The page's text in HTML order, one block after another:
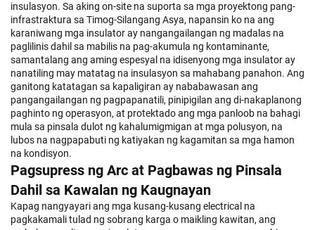
insulasyon. Sa aking on-site na suporta sa mga proyektong pang-
infrastraktura sa Timog-Silangang Asya, napansin ko na ang
karaniwang mga insulator ay nangangailangan ng madalas na
paglilinis dahil sa mabilis na pag-akumula ng kontaminante,
samantalang ang aming espesyal na idisenyong mga insulator ay
nanatiling may matatag na insulasyon sa mahabang panahon. Ang
ganitong katatagan sa kapaligiran ay nababawasan ang
pangangailangan ng pagpapanatili, pinipigilan ang di-nakaplanong
paghinto ng operasyon, at protektado ang mga panloob na bahagi
mula sa pinsala dulot ng kahalumigmigan at mga polusyon, na
lubos na nagpapabuti ng katiyakan ng kagamitan sa mga hamon
na kondisyon.
Pagsupress ng Arc at Pagbawas ng Pinsala
Dahil sa Kawalan ng Kaugnayan
Kapag nangyayari ang mga kusang-kusang electrical na
pagkakamali tulad ng sobrang karga o maikling kawitan, ang